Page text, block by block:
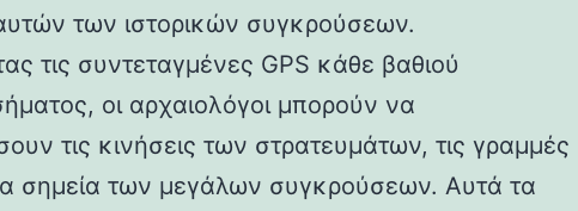
των ιστορικών συγκρούσεων.
τις συντεταγμένες GPS κάθε βαθιού
οι αρχαιολόγοι μπορούν να
τις κινήσεις των στρατευμάτων, τις γραμμές
σημεία των μεγάλων συγκρούσεων. Αυτά τα